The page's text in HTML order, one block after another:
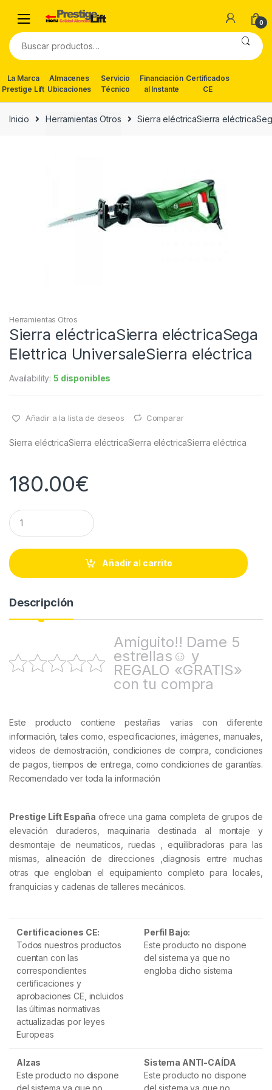
navigation
content
0
Buscar
por:
La Marca
Prestige Lift
Almacenes
Ubicaciones
Servicio
Técnico
Financiación
al Instante
Certificados
CE
Inicio Herramientas Otros Sierra eléctricaSierra
Herramientas Otros
Sierra eléctricaSierra eléctricaSega
Elettrica UniversaleSierra eléctrica
Availability:5 disponibles
Añadir a la lista de deseos Comparar
Sierra eléctricaSierra eléctricaSierra eléctricaSierra eléctrica
180.00€
Q
u
a
t
i
Añadir al carrito
Descripción
Amiguito!! Dame 5
estrellas☺ y
REGALO «GRATIS»
con tu compra
Este producto contiene pestañas varias con diferente
información, tales como, especificaciones, imágenes, manuales,
videos de demostración, condiciones de compra, condiciones
de pagos, tiempos de entrega, como condiciones de garantías.
Recomendado ver toda la información
Prestige Lift España ofrece una gama completa de grupos de
elevación duraderos, maquinaria destinada al montaje y
desmontaje de neumaticos, ruedas , equilibradoras para las
mismas, alineación de direcciones ,diagnosis entre muchas
otras que engloban el equipamiento completo para locales,
franquicias y cadenas de talleres mecánicos.
Certificaciones CE:
Todos nuestros productos
cuentan con las
correspondientes
certificaciones y
aprobaciones CE, incluidos
las últimas normativas
actualizadas por leyes
Europeas
Perfil Bajo:
Este producto no dispone
del sistema ya que no
engloba dicho sistema
Alzas
Este producto no dispone
Sistema ANTI-CAÍDA
Este producto no dispone